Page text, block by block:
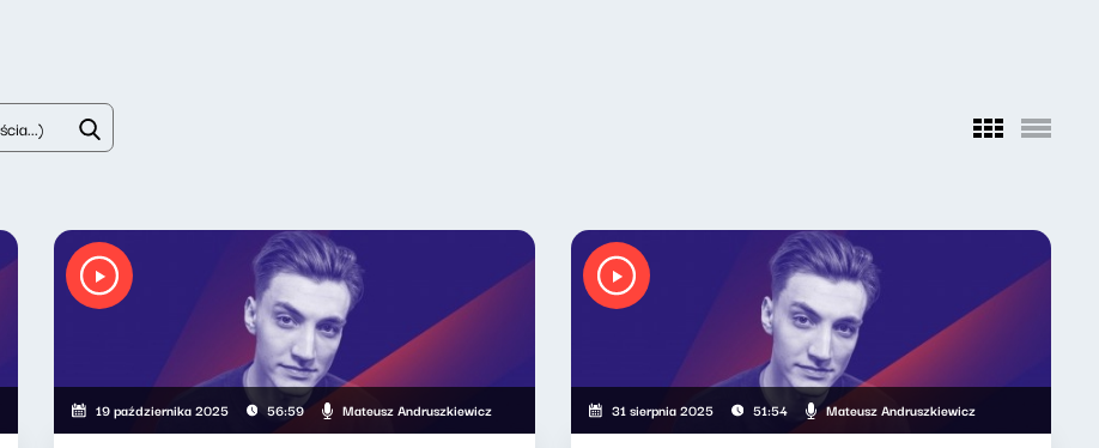
19 października 2025 56:59 Mateusz Andruszkiewicz 31 sierpnia 2025 51:54 Mateusz Andruszkiewicz